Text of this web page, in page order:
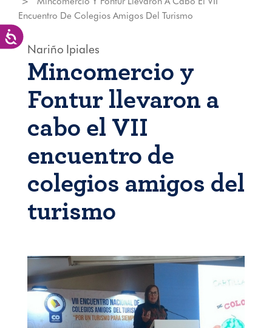
Accesibilidad
Encuentro De Colegios Amigos Del Turismo
Nariño Ipiales
Mincomercio y
Fontur llevaron a
cabo el VII
encuentro de
colegios amigos del
turismo